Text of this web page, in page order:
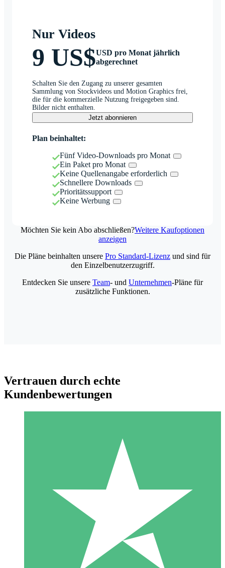
Nur Videos
9 US$USD pro Monat jährlich
abgerechnet
Schalten Sie den Zugang zu unserer gesamten
Sammlung von Stockvideos und Motion Graphics frei,
die für die kommerzielle Nutzung freigegeben sind.
Bilder nicht enthalten.
Jetzt abonnieren
Plan beinhaltet:
Fünf Video-Downloads pro Monat
Ein Paket pro Monat
Keine Quellenangabe erforderlich
Schnellere Downloads
Prioritätssupport
Keine Werbung
Möchten Sie kein Abo abschließen?Weitere Kaufoptionen
anzeigen
Individuelle Credit-Pakete
Zahlen Sie nach Bedarf mit Download-Credits. Keine
monatliche Verpflichtung erforderlich.
10 00
Die Pläne beinhalten unsere Pro Standard-Lizenz und sind für
den Einzelbenutzerzugriff.
Entdecken Sie unsere Team- und Unternehmen-Pläne für
zusätzliche Funktionen.
Vertrauen durch echte
Kundenbewertungen